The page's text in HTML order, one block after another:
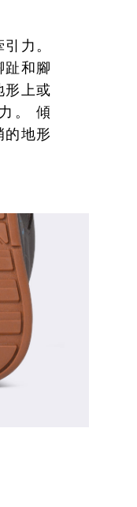
力。
趾和腳
形上或
。 傾
的地形